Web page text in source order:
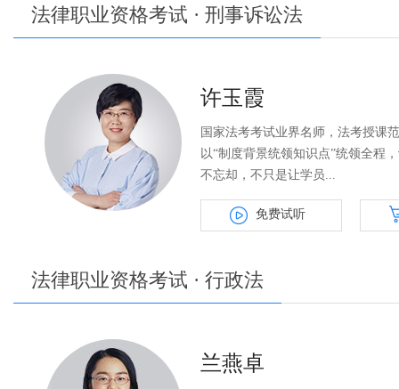
法律职业资格考试 · 刑事诉讼法
许玉霞
国家法考考试业界名师，法考授课
以“制度背景统领知识点”统领全程
不忘却，不只是让学员...
免费试听
法律职业资格考试 · 行政法
兰燕卓